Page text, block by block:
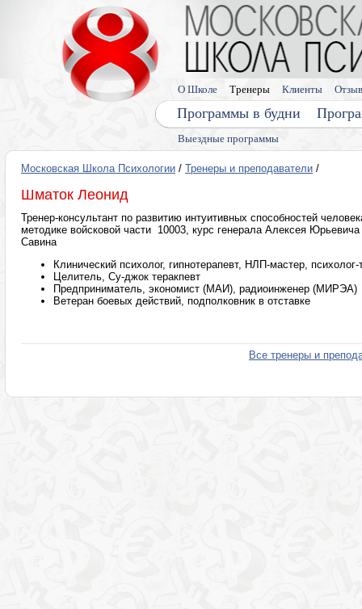
Выездные программы
Программы в будни
О Школе Тренеры Клиенты
Московская Школа Психологии / Тренеры и преподаватели /
Шматок Леонид
Тренер-консультант по развитию интуитивных способностей
методике войсковой части 10003, курс генерала Алексея Юрьевича
Савина
Клинический психолог, гипнотерапевт, НЛП-мастер, психолог-
Целитель, Су-джок теракпевт
Предприниматель, экономист (МАИ), радиоинженер (МИРЭА)
Ветеран боевых действий, подполковник в отставке
Все тренеры и